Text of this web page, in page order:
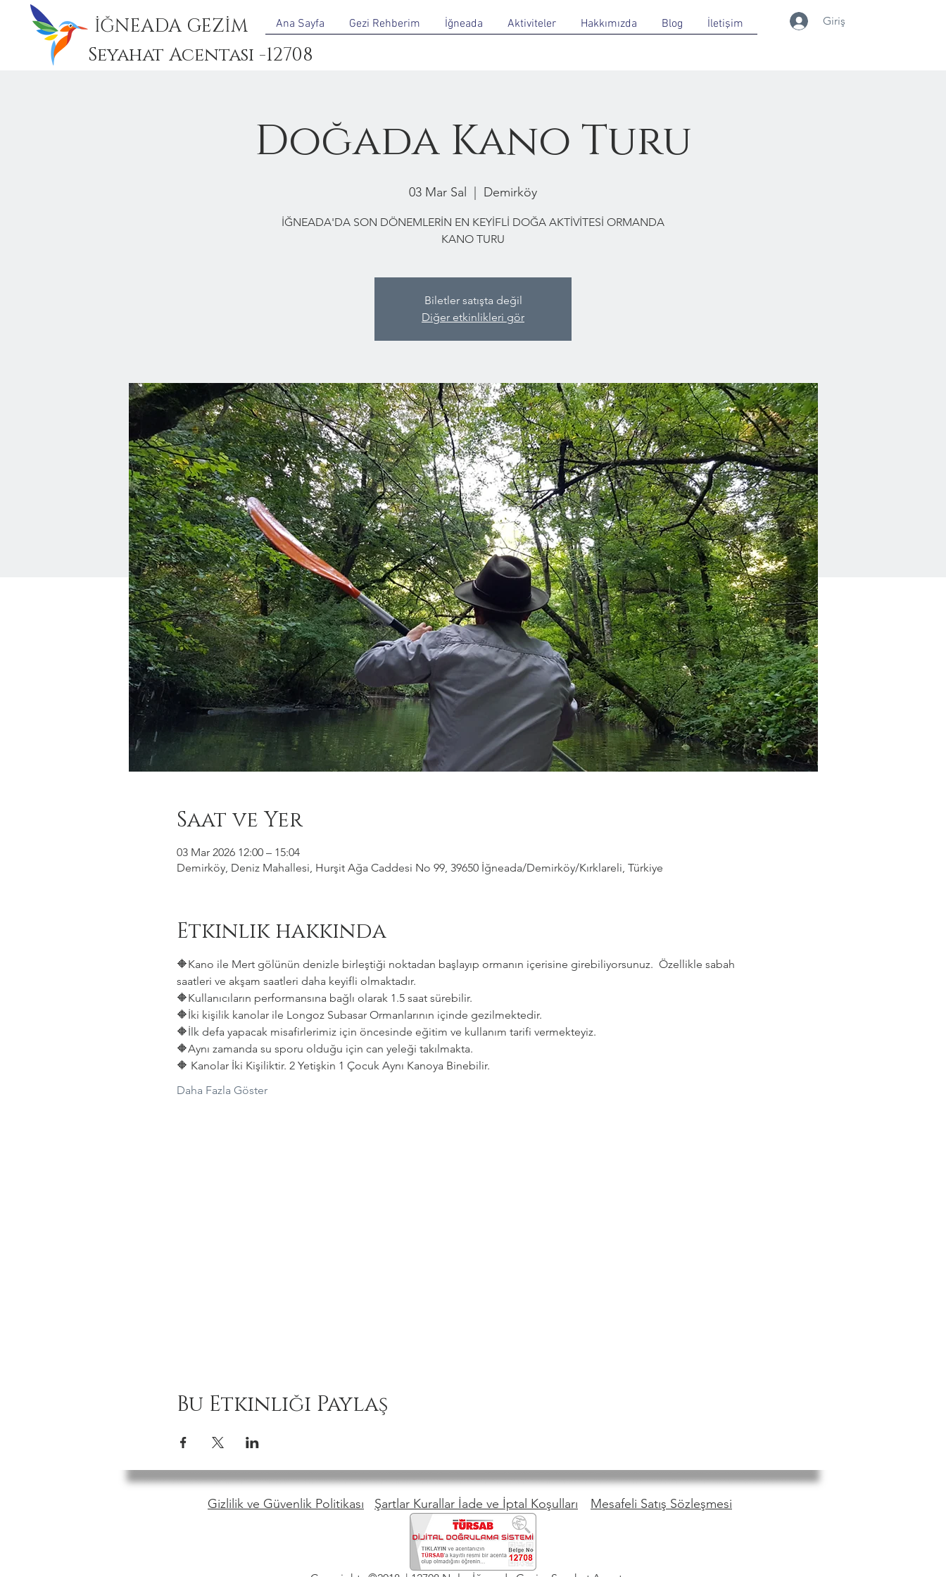
İĞNEADA GEZİM
Seyahat Acentası -12708
Ana Sayfa Gezi Rehberim İğneada Aktiviteler Hakkımızda Blog İletişim Giriş
Doğada Kano Turu
03 Mar Sal Demirköy
İĞNEADA'DA SON DÖNEMLERİN EN KEYİFLİ DOĞA AKTİVİTESİ ORMANDA
KANO TURU
Biletler satışta değil
Diğer etkinlikleri gör
Saat ve Yer
03 Mar 2026 12:00 – 15:04
Demirköy, Deniz Mahallesi, Hurşit Ağa Caddesi No 99, 39650 İğneada/Demirköy/Kırklareli, Türkiye
Etkinlik hakkında
🔶Kano ile Mert gölünün denizle birleştiği noktadan başlayıp ormanın içerisine girebiliyorsunuz.  Özellikle sabah
saatleri ve akşam saatleri daha keyifli olmaktadır.
🔶Kullanıcıların performansına bağlı olarak 1.5 saat sürebilir.
🔶İki kişilik kanolar ile Longoz Subasar Ormanlarının içinde gezilmektedir.
🔶İlk defa yapacak misafirlerimiz için öncesinde eğitim ve kullanım tarifi vermekteyiz.
🔶Aynı zamanda su sporu olduğu için can yeleği takılmakta.
🔶 Kanolar İki Kişiliktir. 2 Yetişkin 1 Çocuk Aynı Kanoya Binebilir.
Daha Fazla Göster
Bu Etkinliği Paylaş
Gizlilik ve Güvenlik Politikası Şartlar Kurallar İade ve İptal Koşulları Mesafeli Satış Sözleşmesi